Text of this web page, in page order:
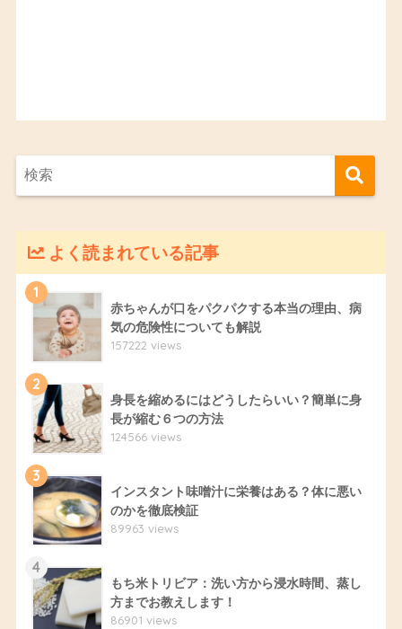
よく読まれている記事
1
赤ちゃんが口をパクパクする本当の理由、病
気の危険性についても解説
157222 views
2
身長を縮めるにはどうしたらいい？簡単に身
長が縮む６つの方法
124566 views
3
インスタント味噌汁に栄養はある？体に悪い
のかを徹底検証
89963 views
4
もち米トリビア：洗い方から浸水時間、蒸し
方までお教えします！
86901 views